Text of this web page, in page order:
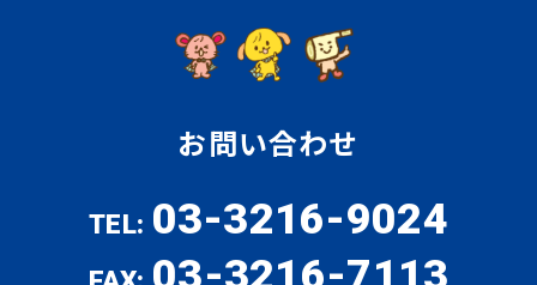
お問い合わせ
TEL: 03-3216-9024